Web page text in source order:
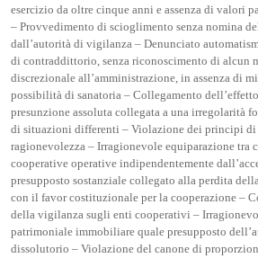
esercizio da oltre cinque anni e assenza di valori
– Provvedimento di scioglimento senza nomina
dall’autorità di vigilanza – Denunciato
di contraddittorio, senza riconoscimento di alcun
discrezionale all’amministrazione, in assenza di
possibilità di sanatoria – Collegamento
presunzione assoluta collegata a una irregolarità
di situazioni differenti – Violazione dei principi di
ragionevolezza – Irragionevole equiparazione tra
cooperative operative indipendentemente
presupposto sostanziale collegato alla perdita
con il favor costituzionale per la cooperazione –
della vigilanza sugli enti cooperativi –
patrimoniale immobiliare quale presupposto
dissolutorio – Violazione del canone di